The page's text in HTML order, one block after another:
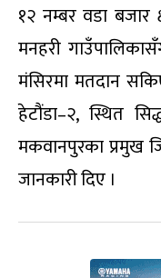
१२ नम्बर वडा बजार
मनहरी
मंसिरमा मतदान
हेटौंडा–२, स्थित
मकवानपुरका प्रमुख
जानकारी दिए ।